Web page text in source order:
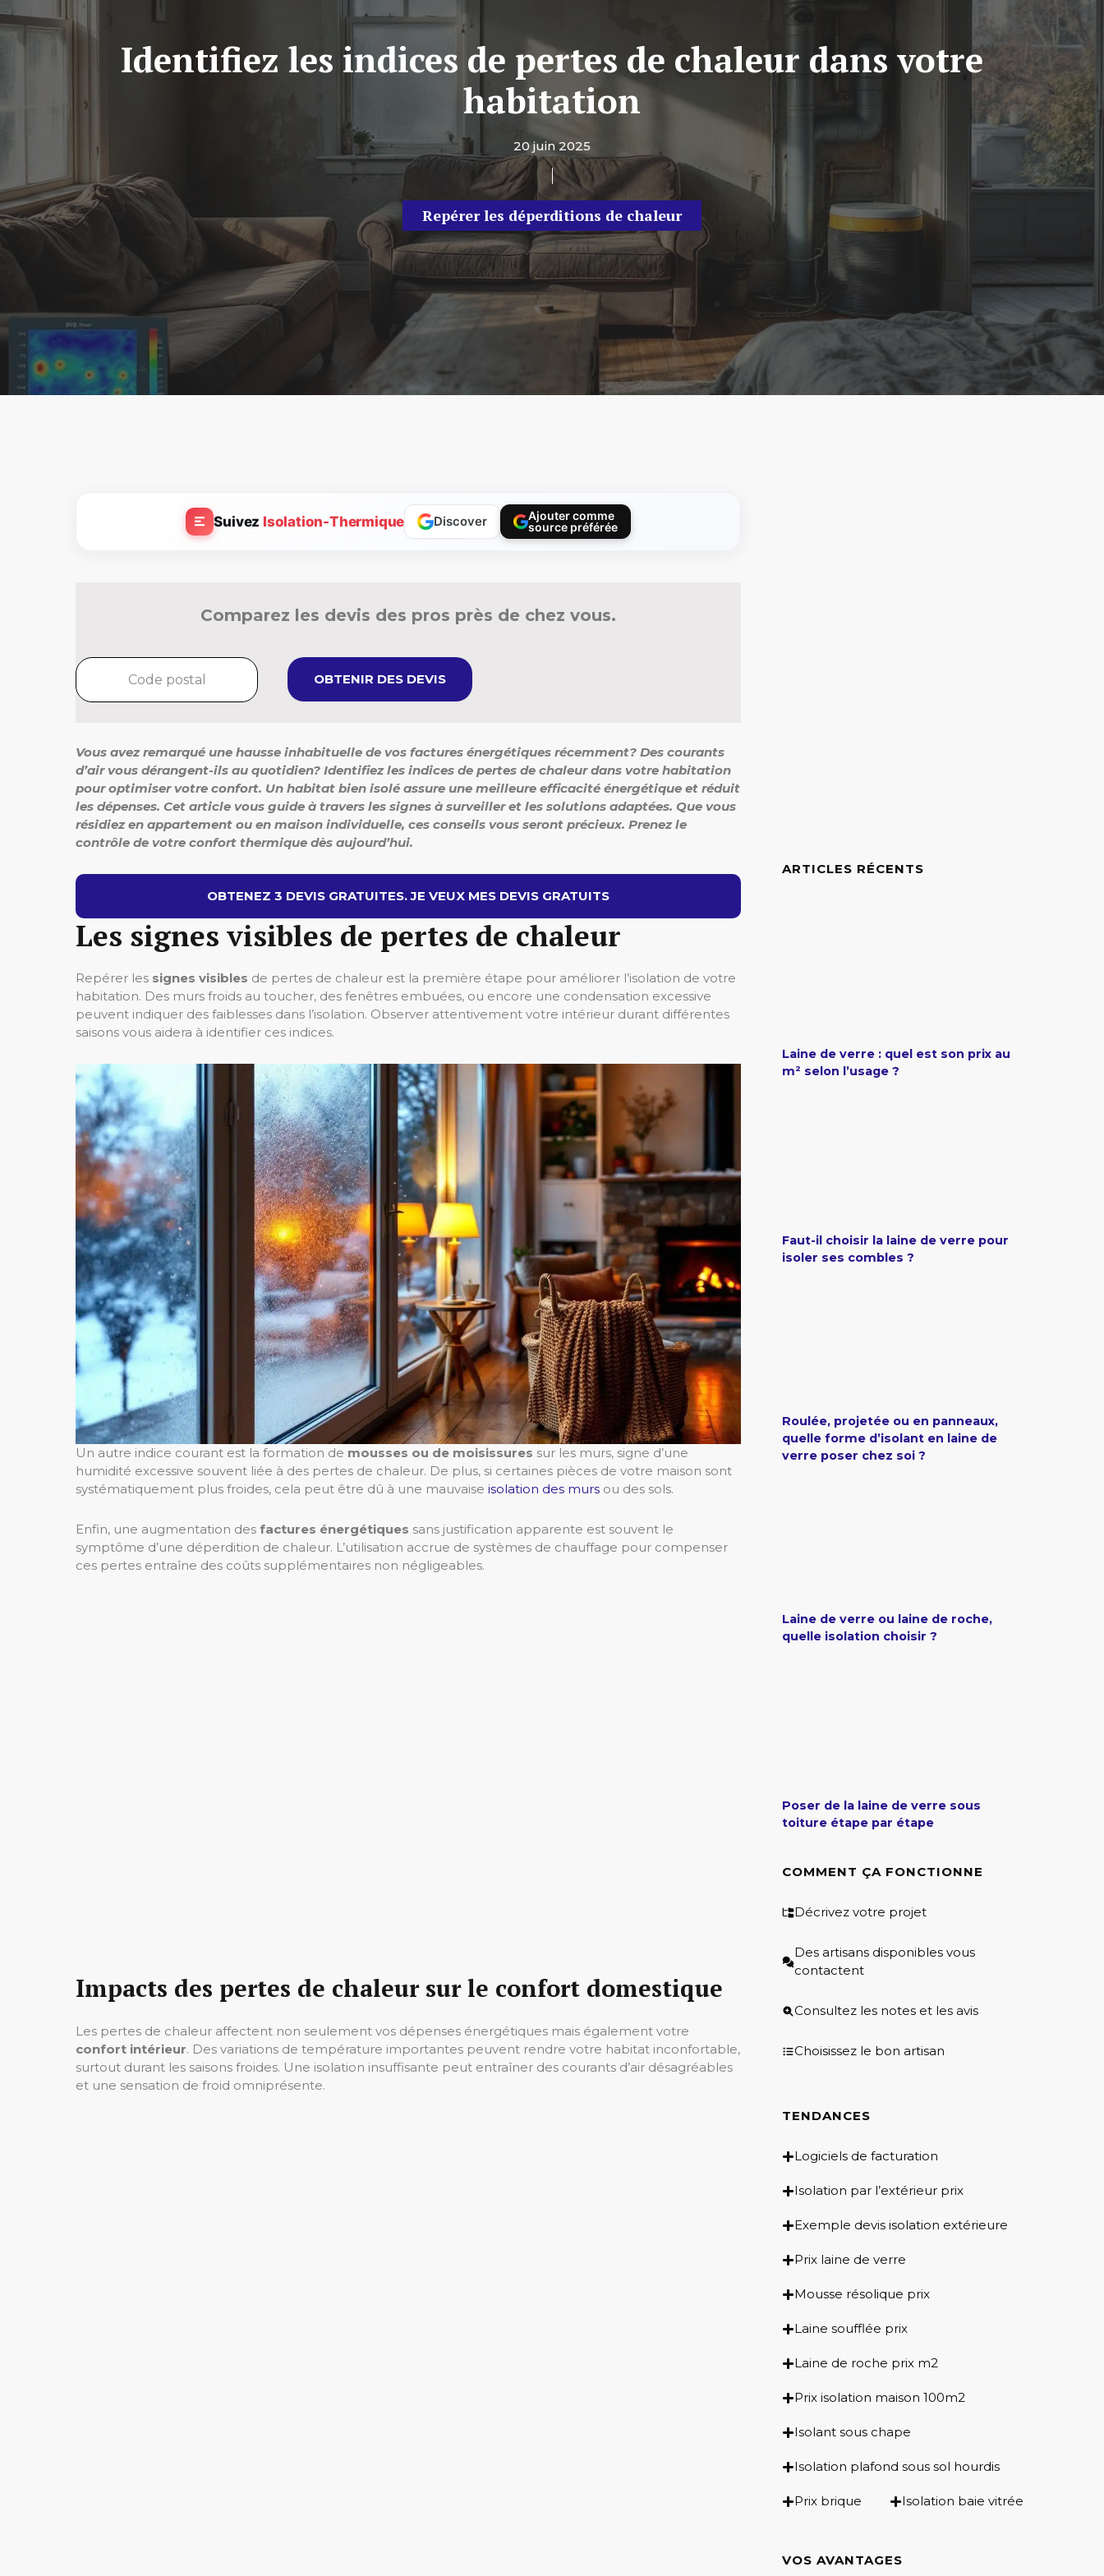
Identifiez les indices de pertes de chaleur dans votre
habitation
20 juin 2025
Repérer les déperditions de chaleur
Suivez Isolation-Thermique Discover
Ajouter comme
source préférée
Comparez les devis des pros près de chez vous.
OBTENIR DES DEVIS
Vous avez remarqué une hausse inhabituelle de vos factures énergétiques récemment? Des courants
d’air vous dérangent-ils au quotidien? Identifiez les indices de pertes de chaleur dans votre habitation
pour optimiser votre confort. Un habitat bien isolé assure une meilleure efficacité énergétique et réduit
les dépenses. Cet article vous guide à travers les signes à surveiller et les solutions adaptées. Que vous
résidiez en appartement ou en maison individuelle, ces conseils vous seront précieux. Prenez le
contrôle de votre confort thermique dès aujourd’hui.
OBTENEZ 3 DEVIS GRATUITES. JE VEUX MES DEVIS GRATUITS
Les signes visibles de pertes de chaleur
Repérer les signes visibles de pertes de chaleur est la première étape pour améliorer l’isolation de votre
habitation. Des murs froids au toucher, des fenêtres embuées, ou encore une condensation excessive
peuvent indiquer des faiblesses dans l’isolation. Observer attentivement votre intérieur durant différentes
saisons vous aidera à identifier ces indices.
Un autre indice courant est la formation de mousses ou de moisissures sur les murs, signe d’une
humidité excessive souvent liée à des pertes de chaleur. De plus, si certaines pièces de votre maison sont
systématiquement plus froides, cela peut être dû à une mauvaise isolation des murs ou des sols.
Enfin, une augmentation des factures énergétiques sans justification apparente est souvent le
symptôme d’une déperdition de chaleur. L’utilisation accrue de systèmes de chauffage pour compenser
ces pertes entraîne des coûts supplémentaires non négligeables.
Impacts des pertes de chaleur sur le confort domestique
Les pertes de chaleur affectent non seulement vos dépenses énergétiques mais également votre
confort intérieur. Des variations de température importantes peuvent rendre votre habitat inconfortable,
surtout durant les saisons froides. Une isolation insuffisante peut entraîner des courants d’air désagréables
et une sensation de froid omniprésente.
ARTICLES RÉCENTS
Laine de verre : quel est son prix au
m² selon l’usage ?
Faut-il choisir la laine de verre pour
isoler ses combles ?
Roulée, projetée ou en panneaux,
quelle forme d’isolant en laine de
verre poser chez soi ?
Laine de verre ou laine de roche,
quelle isolation choisir ?
Poser de la laine de verre sous
toiture étape par étape
COMMENT ÇA FONCTIONNE
Décrivez votre projet
Des artisans disponibles vous
contactent
Consultez les notes et les avis
Choisissez le bon artisan
TENDANCES
Logiciels de facturation
Isolation par l’extérieur prix
Exemple devis isolation extérieure
Prix laine de verre
Mousse résolique prix
Laine soufflée prix
Laine de roche prix m2
Prix isolation maison 100m2
Isolant sous chape
Isolation plafond sous sol hourdis
Prix brique Isolation baie vitrée
VOS AVANTAGES